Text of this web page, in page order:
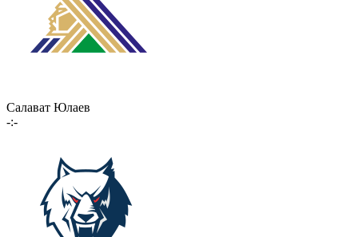
Салават Юлаев
-:-